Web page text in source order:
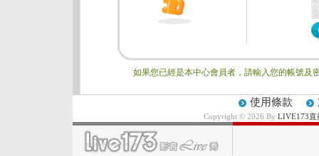
如果您已經是本中心會員者，請輸入您的帳號及
使用條款
Copyright © 2026 By LIVE173直